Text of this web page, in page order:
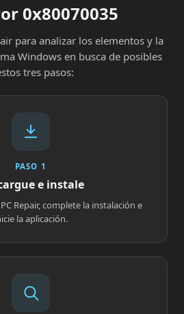
0x80070035
para analizar los elementos y la
Windows en busca de posibles
tres pasos:
PASO 1
e instale
Repair, complete la instalación e
la aplicación.